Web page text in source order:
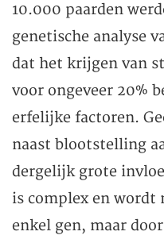
10.000 paarden
genetische analyse
dat het krijgen van
voor ongeveer 20%
erfelijke factoren.
naast blootstelling
dergelijk grote
is complex en wordt
enkel gen, maar